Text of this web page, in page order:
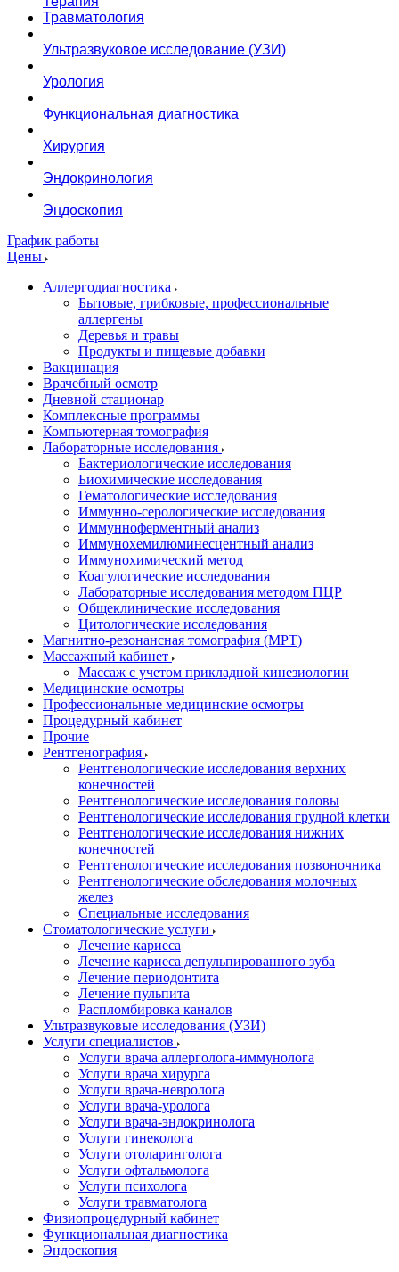
Травматология
Ультразвуковое исследование (УЗИ)
Урология
Функциональная диагностика
Хирургия
Эндокринология
Эндоскопия
График работы
Цены
Аллергодиагностика
Бытовые, грибковые, профессиональные
аллергены
Деревья и травы
Продукты и пищевые добавки
Вакцинация
Врачебный осмотр
Дневной стационар
Комплексные программы
Компьютерная томография
Лабораторные исследования
Бактериологические исследования
Биохимические исследования
Гематологические исследования
Иммунно-серологические исследования
Иммунноферментный анализ
Иммунохемилюминесцентный анализ
Иммунохимический метод
Коагулогические исследования
Лабораторные исследования методом ПЦР
Общеклинические исследования
Цитологические исследования
Магнитно-резонансная томография (МРТ)
Массажный кабинет
Массаж с учетом прикладной кинезиологии
Медицинские осмотры
Профессиональные медицинские осмотры
Процедурный кабинет
Прочие
Рентгенография
Рентгенологические исследования верхних
конечностей
Рентгенологические исследования головы
Рентгенологические исследования грудной клетки
Рентгенологические исследования нижних
конечностей
Рентгенологические исследования позвоночника
Рентгенологические обследования молочных
желез
Специальные исследования
Стоматологические услуги
Лечение кариеса
Лечение кариеса депульпированного зуба
Лечение периодонтита
Лечение пульпита
Распломбировка каналов
Ультразвуковые исследования (УЗИ)
Услуги специалистов
Услуги врача аллерголога-иммунолога
Услуги врача хирурга
Услуги врача-невролога
Услуги врача-уролога
Услуги врача-эндокринолога
Услуги гинеколога
Услуги отоларинголога
Услуги офтальмолога
Услуги психолога
Услуги травматолога
Физиопроцедурный кабинет
Функциональная диагностика
Эндоскопия